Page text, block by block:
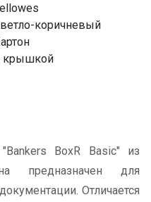
коричневый
крышкой
BoxR Basic" из
предназначен для
Отличается